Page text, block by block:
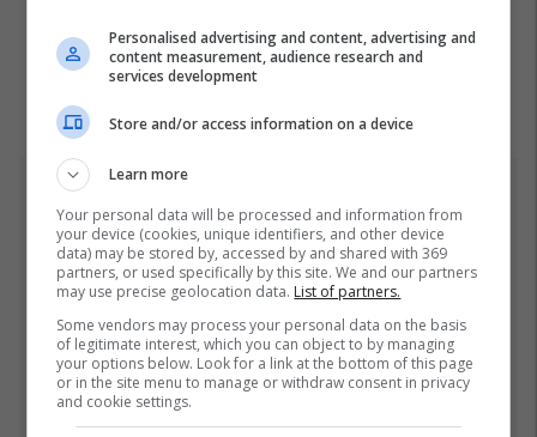
Top 5
Gjithçka që ndodhi në
Kuvendin e
jashtëzakonshëm të LDK-
së
30/07/2026
Ftohet nga prokuroria e
Personalised advertising and content, advertising and
content measurement, audience research and
services development
Store and/or access information on a device
Learn more
Your personal data will be processed and information from
your device (cookies, unique identifiers, and other device
data) may be stored by, accessed by and shared with 369
partners, or used specifically by this site. We and our partners
may use precise geolocation data. List of partners.
Some vendors may process your personal data on the basis
of legitimate interest, which you can object to by managing
your options below. Look for a link at the bottom of this page
or in the site menu to manage or withdraw consent in privacy
and cookie settings.